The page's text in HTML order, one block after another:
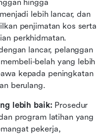
hingga
lebih lancar, dan
penjimatan kos serta
perkhidmatan.
lancar, pelanggan
belah yang lebih
kepada peningkatan
berulang.
lebih baik: Prosedur
program latihan yang
pekerja,